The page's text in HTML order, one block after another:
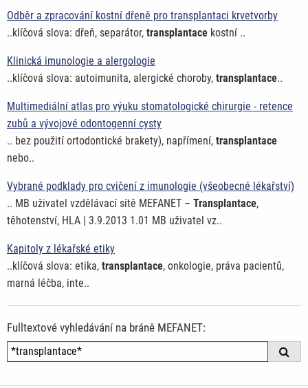
Odběr a zpracování kostní dřeně pro transplantaci krvetvorby
..klíčová slova: dřeň, separátor, transplantace kostní ..
Klinická imunologie a alergologie
..klíčová slova: autoimunita, alergické choroby, transplantace..
Multimediální atlas pro výuku stomatologické chirurgie - retence
zubů a vývojové odontogenní cysty
.. bez použití ortodontické brakety), napřímení, transplantace
nebo..
Vybrané podklady pro cvičení z imunologie (všeobecné lékařství)
.. MB uživatel vzdělávací sítě MEFANET – Transplantace,
těhotenství, HLA | 3.9.2013 1.01 MB uživatel vz..
Kapitoly z lékařské etiky
..klíčová slova: etika, transplantace, onkologie, práva pacientů,
marná léčba, inte..
Fulltextové vyhledávání na bráně MEFANET: